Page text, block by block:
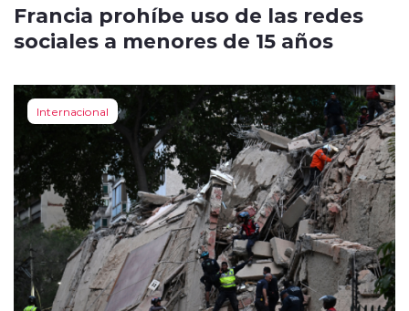
Francia prohíbe uso de las redes
sociales a menores de 15 años
Internacional